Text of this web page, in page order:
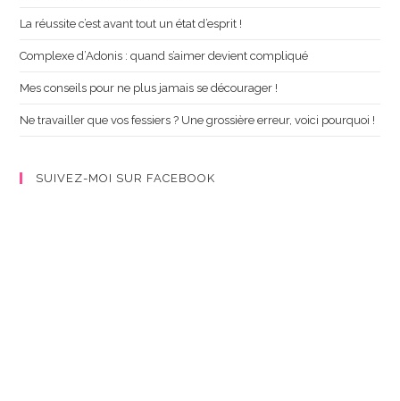
La réussite c’est avant tout un état d’esprit !
Complexe d’Adonis : quand s’aimer devient compliqué
Mes conseils pour ne plus jamais se décourager !
Ne travailler que vos fessiers ? Une grossière erreur, voici pourquoi !
SUIVEZ-MOI SUR FACEBOOK